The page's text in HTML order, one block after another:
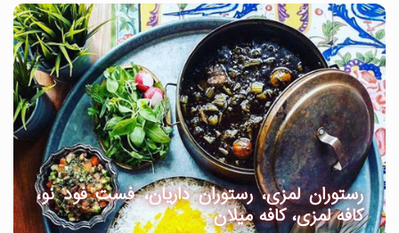
رستوران لمزی، رستوران داریان، فست فود نو،
کافه لمزی، کافه میلان